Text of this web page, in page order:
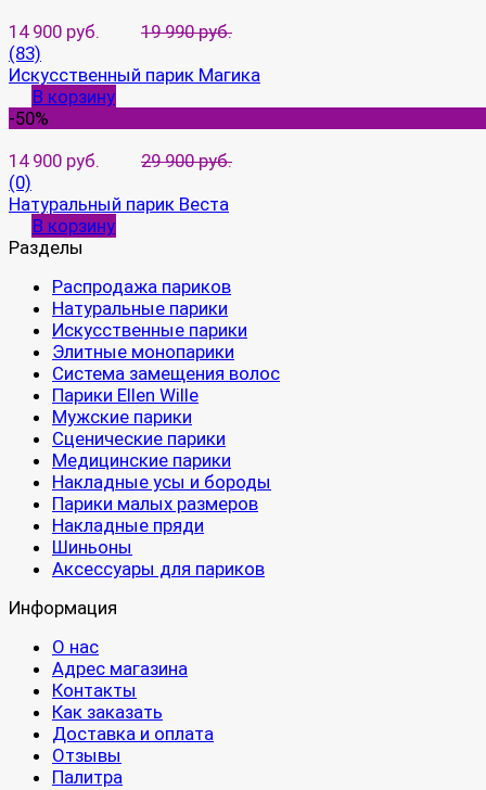
14 900 руб.
19 990 руб.
(83)
Искусственный парик Магика
В корзину
-50%
14 900 руб.
29 900 руб.
(0)
Натуральный парик Веста
В корзину
Разделы
Распродажа париков
Натуральные парики
Искусственные парики
Элитные монопарики
Система замещения волос
Парики Ellen Wille
Мужские парики
Сценические парики
Медицинские парики
Накладные усы и бороды
Парики малых размеров
Накладные пряди
Шиньоны
Аксессуары для париков
Информация
О нас
Адрес магазина
Контакты
Как заказать
Доставка и оплата
Отзывы
Палитра